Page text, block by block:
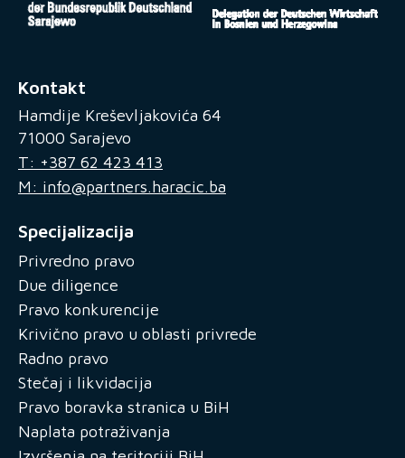
Kontakt
Hamdije Kreševljakovića 64
71000 Sarajevo
T: +387 62 423 413
M: info@partners.haracic.ba
Specijalizacija
Privredno pravo
Due diligence
Pravo konkurencije
Krivično pravo u oblasti privrede
Radno pravo
Stečaj i likvidacija
Pravo boravka stranica u BiH
Naplata potraživanja